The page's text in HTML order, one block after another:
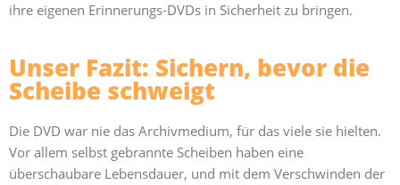
ihre eigenen Erinnerungs-DVDs in Sicherheit zu bringen.
Unser Fazit: Sichern, bevor die
Scheibe schweigt
Die DVD war nie das Archivmedium, für das viele sie hielten.
Vor allem selbst gebrannte Scheiben haben eine
überschaubare Lebensdauer, und mit dem Verschwinden der